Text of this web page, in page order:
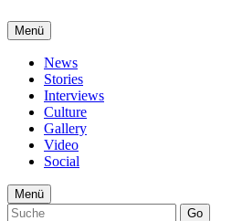
Menü
News
Stories
Interviews
Culture
Gallery
Video
Social
Menü
Go